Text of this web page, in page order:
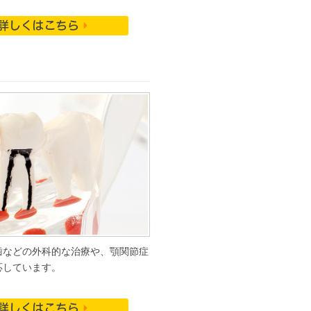
どの外科的な治療や、顎関節症
ています。